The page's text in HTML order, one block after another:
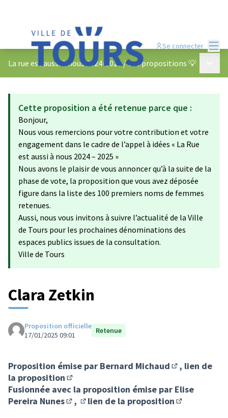
Se connecter
La rue est aussi à nous 2024-2025 /Vos propositions 💡
Cette proposition a été retenue parce que :
Bonjour,
Nous vous remercions pour votre contribution et votre
engagement dans le cadre de l’appel à idées « La Rue
est aussi à nous 2024 – 2025 »
Nous avons le plaisir de vous annoncer qu’à la suite de la
phase de vote, la proposition que vous avez déposée
figure dans la liste des 100 premiers noms de femmes
retenues.
Aussi, nous vous invitons à suivre l’actualité de la Ville
de Tours pour les prochaines dénominations des
espaces publics issues de la consultation.
Ville de Tours
Clara Zetkin
Proposition officielle
17/01/2025 09:01
Retenue
Proposition émise par Bernard Michaud
(S'ouvre
, lien de
la proposition
(S'ouvre dans un nouvel onglet)
Fusionnée avec la proposition émise par Elise
Pereira Nunes
(S'ouvre dans un nouvel onglet)
,
(S'ouvre dans un nouvel onglet)
lien de la proposition